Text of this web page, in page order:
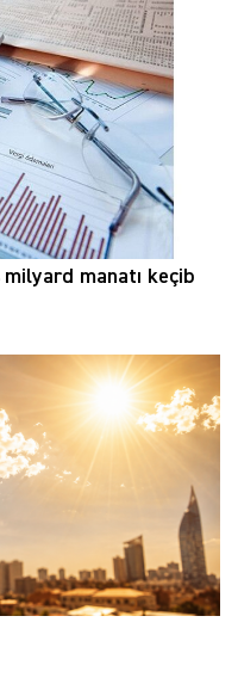
manatı keçib